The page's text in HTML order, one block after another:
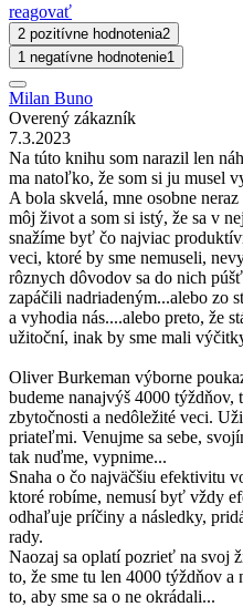
reagovať
2 pozitívne hodnotenia2
1 negatívne hodnotenie1
Milan Buno
Overený zákazník
7.3.2023
Na túto knihu som narazil len
ma natoľko, že som si ju musel
A bola skvelá, mne osobne
môj život a som si istý, že sa v
snažíme byť čo najviac
veci, ktoré by sme nemuseli,
rôznych dôvodov sa do nich
zapáčili nadriadeným...alebo zo
a vyhodia nás....alebo preto, že
užitoční, inak by sme mali
Oliver Burkeman výborne
budeme nanajvýš 4000 týždňov,
zbytočnosti a nedôležité veci.
priateľmi. Venujme sa sebe,
tak nuďme, vypnime...
Snaha o čo najväčšiu efektivitu
ktoré robíme, nemusí byť vždy
odhaľuje príčiny a následky,
rady.
Naozaj sa oplatí pozrieť na svoj
to, že sme tu len 4000 týždňov
to, aby sme sa o ne okrádali...